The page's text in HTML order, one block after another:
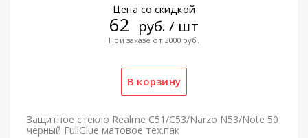
Цена со скидкой
62 руб. / шт
При заказе от 3000 руб.
Защитное стекло Realme C51/C53/Narzo N53/Note 50
черный FullGlue матовое тех.пак